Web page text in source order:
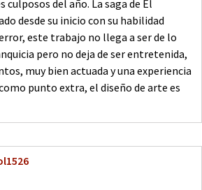
culposos del año. La saga de El
desde su inicio con su habilidad
este trabajo no llega a ser de lo
pero no deja de ser entretenida,
muy bien actuada y una experiencia
punto extra, el diseño de arte es